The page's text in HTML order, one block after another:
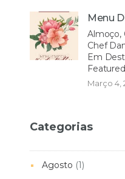
Menu
Almoço,
Chef
Em
Março 4,
Categorias
Agosto (1)